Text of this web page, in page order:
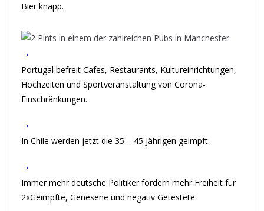
Bier knapp.
•
Portugal befreit Cafes, Restaurants, Kultureinrichtungen,
Hochzeiten und Sportveranstaltung von Corona-
Einschränkungen.
•
In Chile werden jetzt die 35 – 45 Jährigen geimpft.
•
Immer mehr deutsche Politiker fordern mehr Freiheit für
2xGeimpfte, Genesene und negativ Getestete.